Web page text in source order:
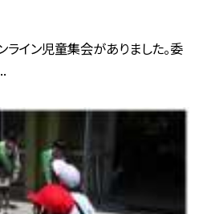
ライン児童集会がありました。委